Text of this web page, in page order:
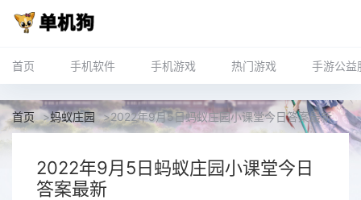
首页 手机软件 手机游戏 热门游戏 手游公益
首页 >蚂蚁庄园 >2022年9月5日蚂蚁庄园小课堂今日答案最新
2022年9月5日蚂蚁庄园小课堂今日
答案最新